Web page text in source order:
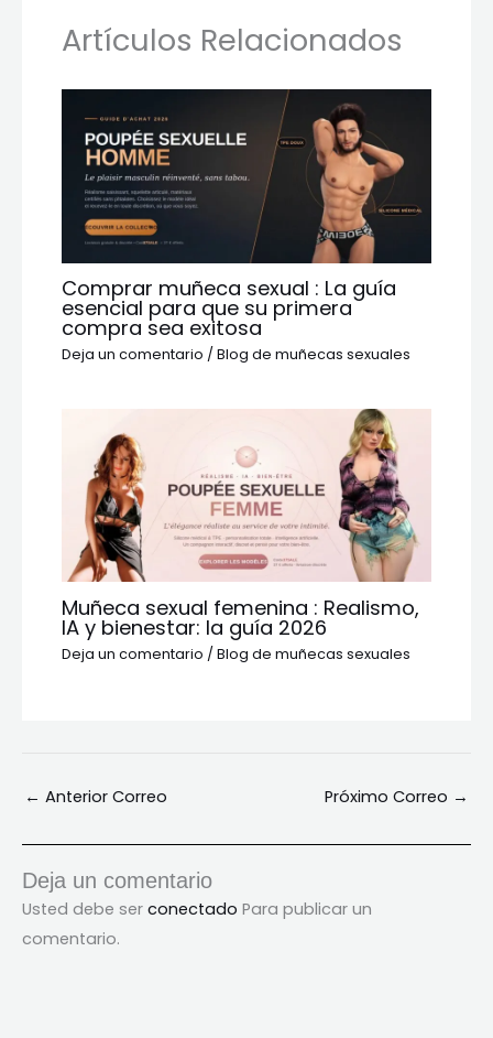
Artículos Relacionados
Comprar muñeca sexual : La guía
esencial para que su primera
compra sea exitosa
Deja un comentario /Blog de muñecas sexuales
Muñeca sexual femenina : Realismo,
IA y bienestar: la guía 2026
Deja un comentario /Blog de muñecas sexuales
← Anterior Correo Próximo Correo →
Deja un comentario
Usted debe ser conectado Para publicar un
comentario.